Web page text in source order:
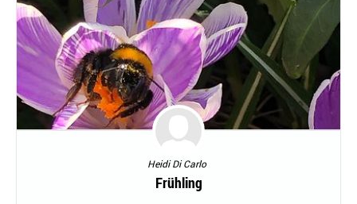
Heidi Di Carlo
Frühling